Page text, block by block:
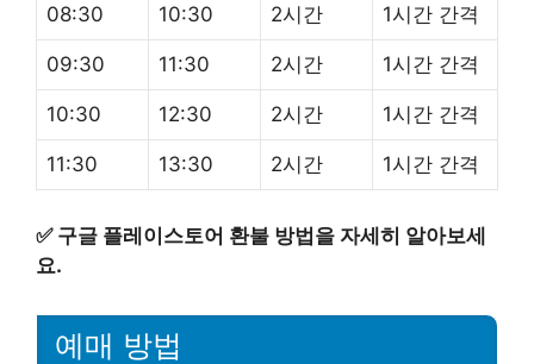
08:30 10:30 2시간 1시간 간격
09:30 11:30 2시간 1시간 간격
10:30 12:30 2시간 1시간 간격
11:30 13:30 2시간 1시간 간격
✅ 구글 플레이스토어 환불 방법을 자세히 알아보세
요.
예매 방법